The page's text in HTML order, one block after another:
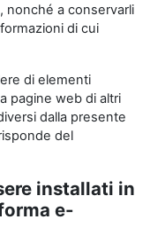
nonché a conservarli
di cui
di elementi
pagine web di altri
dalla presente
del
installati in
e-